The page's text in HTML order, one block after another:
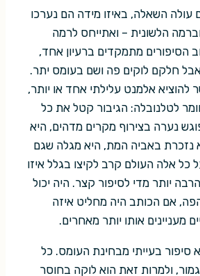
עולה השאלה, באיזו מידה הם נערכו
הלשונית – ואתייחס לרמה
הסיפורים מתמקדים ברעיון אחד,
אבל חלקם לוקים פה ושם בעומס יתר.
אלמנט עלילתי אחד או יותר,
לטלנובלה: הגיבור קטל את כל
נערה בצירוף מקרים מדהים, היא
נזכרת באביה המת, היא מגלה שגם
כל אלה העולם קרב לקיצו בגלל איזו
יותר מדי לסיפור קצר. היה יכול
אם הכותב היה מחליט איזה
מעניינים אותו יותר מאחרים.
בעייתי מבחינת העומס. כל
ולמרות זאת הוא לוקה בחוסר